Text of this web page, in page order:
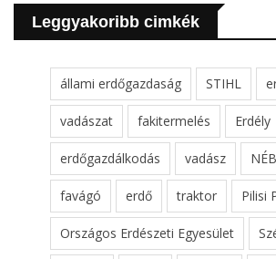
Leggyakoribb cimkék
állami erdőgazdaság STIHL
vadászat fakitermelés Erdély
erdőgazdálkodás vadász
favágó erdő traktor Pilisi
Országos Erdészeti Egyesület